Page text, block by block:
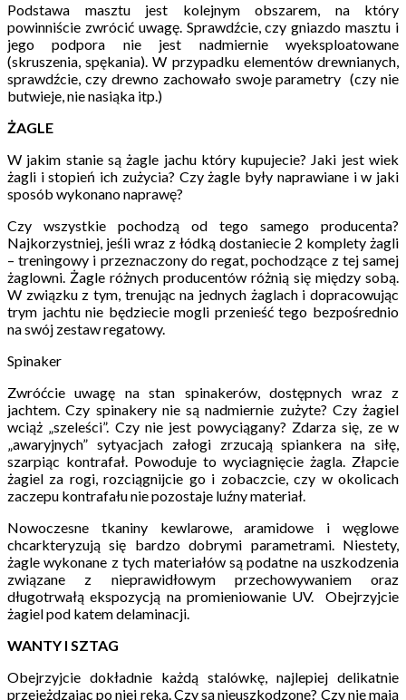
Podstawa masztu jest kolejnym obszarem, na który
powinniście zwrócić uwagę. Sprawdźcie, czy gniazdo masztu i
jego podpora nie jest nadmiernie wyeksploatowane
(skruszenia, spękania). W przypadku elementów drewnianych,
sprawdźcie, czy drewno zachowało swoje parametry (czy nie
butwieje, nie nasiąka itp.)
ŻAGLE
W jakim stanie są żagle jachu który kupujecie? Jaki jest wiek
żagli i stopień ich zużycia? Czy żagle były naprawiane i w jaki
sposób wykonano naprawę?
Czy wszystkie pochodzą od tego samego producenta?
Najkorzystniej, jeśli wraz z łódką dostaniecie 2 komplety żagli
– treningowy i przeznaczony do regat, pochodzące z tej samej
żaglowni. Żagle różnych producentów różnią się między sobą.
W związku z tym, trenując na jednych żaglach i dopracowując
trym jachtu nie będziecie mogli przenieść tego bezpośrednio
na swój zestaw regatowy.
Spinaker
Zwróćcie uwagę na stan spinakerów, dostępnych wraz z
jachtem. Czy spinakery nie są nadmiernie zużyte? Czy żagiel
wciąż „szeleści”. Czy nie jest powyciągany? Zdarza się, ze w
„awaryjnych” sytyacjach załogi zrzucają spiankera na siłę,
szarpiąc kontrafał. Powoduje to wyciagnięcie żagla. Złapcie
żagiel za rogi, rozciągnijcie go i zobaczcie, czy w okolicach
zaczepu kontrafału nie pozostaje luźny materiał.
Nowoczesne tkaniny kewlarowe, aramidowe i węglowe
chcarkteryzują się bardzo dobrymi parametrami. Niestety,
żagle wykonane z tych materiałów są podatne na uszkodzenia
związane z nieprawidłowym przechowywaniem oraz
długotrwałą ekspozycją na promieniowanie UV. Obejrzyjcie
żagiel pod katem delaminacji.
WANTY I SZTAG
Obejrzyjcie dokładnie każdą stalówkę, najlepiej delikatnie
przejeżdzając po niej ręką.Czy są nieuszkodzone? Czy nie mają